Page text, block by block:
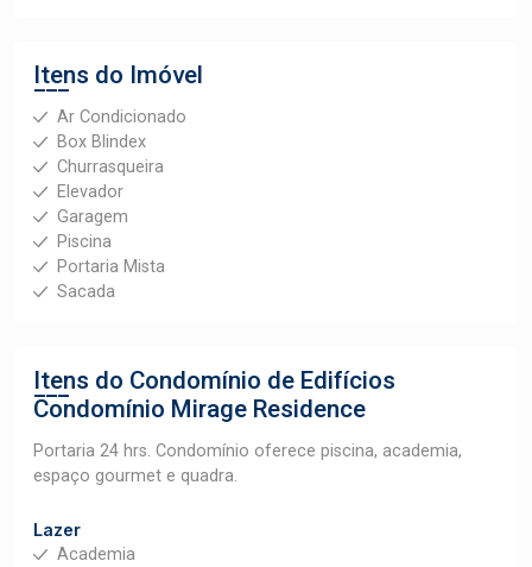
Itens do Imóvel
Ar Condicionado
Box Blindex
Churrasqueira
Elevador
Garagem
Piscina
Portaria Mista
Sacada
Itens do Condomínio de Edifícios
Condomínio Mirage Residence
Portaria 24 hrs. Condomínio oferece piscina, academia,
espaço gourmet e quadra.
Lazer
Academia